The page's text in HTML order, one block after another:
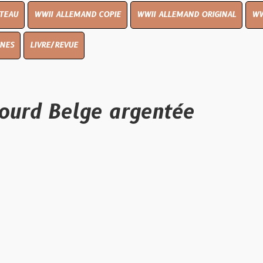
ALLEMAND COPIE WWII ALLEMAND ORIGINAL WWII UK
argentée